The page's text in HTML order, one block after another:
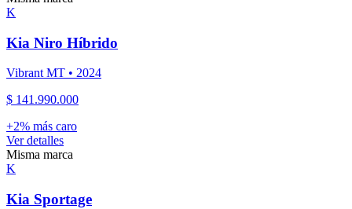
K
Kia Niro Híbrido
Vibrant MT • 2024
$ 141.990.000
+2% más caro
Ver detalles
Misma marca
K
Kia Sportage